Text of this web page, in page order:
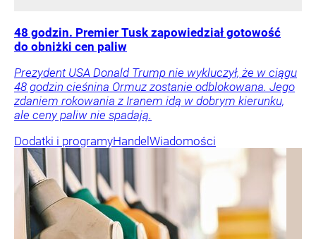
48 godzin. Premier Tusk zapowiedział gotowość
do obniżki cen paliw
Prezydent USA Donald Trump nie wykluczył, że w ciągu
48 godzin cieśnina Ormuz zostanie odblokowana. Jego
zdaniem rokowania z Iranem idą w dobrym kierunku,
ale ceny paliw nie spadają.
Dodatki i programyHandelWiadomości